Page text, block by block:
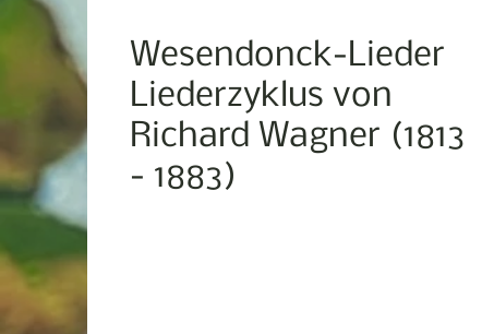
Wesendonck-Lieder
Liederzyklus von
Richard Wagner (1813
- 1883)